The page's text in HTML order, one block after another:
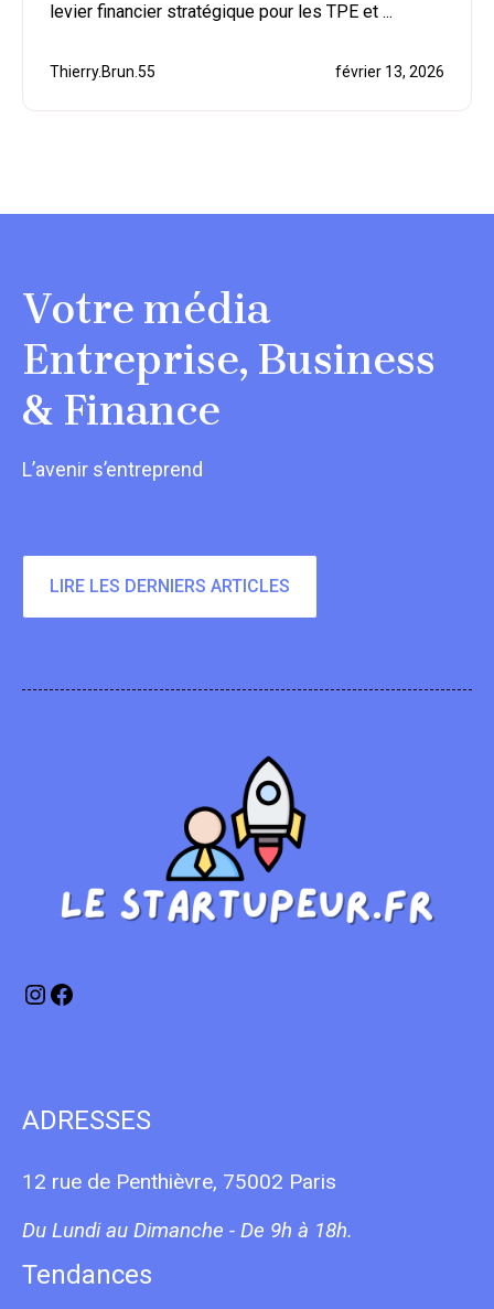
levier financier stratégique pour les TPE et ...
Thierry.Brun.55 février 13, 2026
Votre média
Entreprise, Business
& Finance
L’avenir s’entreprend
LIRE LES DERNIERS ARTICLES
Instagram
Facebook
ADRESSES
12 rue de Penthièvre, 75002 Paris
Du Lundi au Dimanche - De 9h à 18h.
Tendances